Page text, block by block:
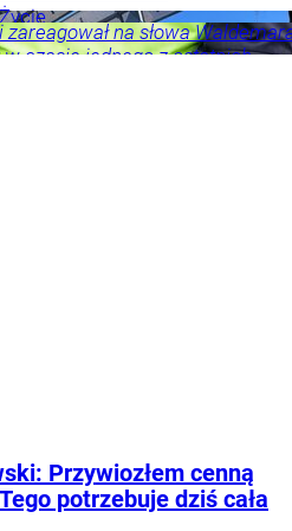
Życie
na słowa
w czasie jednego z ostatnich
Przywiozłem cenną
potrzebuje dziś cała